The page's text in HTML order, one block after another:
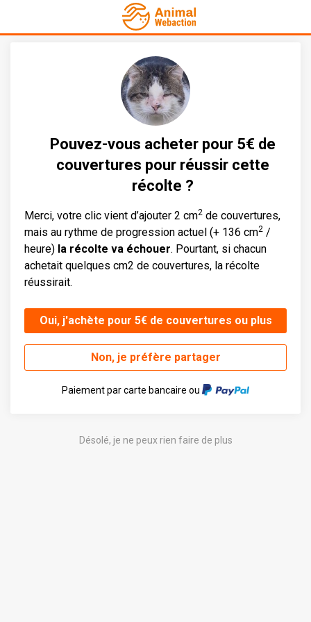
Pouvez-vous acheter pour 5€ de
couvertures pour réussir cette
récolte ?
Merci, votre clic vient d’ajouter 2 cm2 de couvertures,
mais au rythme de progression actuel (+ 136 cm2 /
heure) la récolte va échouer. Pourtant, si chacun
achetait quelques cm2 de couvertures, la récolte
réussirait.
Oui, j'achète pour 5€ de couvertures ou plus
Non, je préfère partager
Paiement par carte bancaire ou
Désolé, je ne peux rien faire de plus